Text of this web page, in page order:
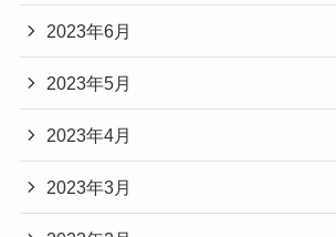
2023年6月
2023年5月
2023年4月
2023年3月